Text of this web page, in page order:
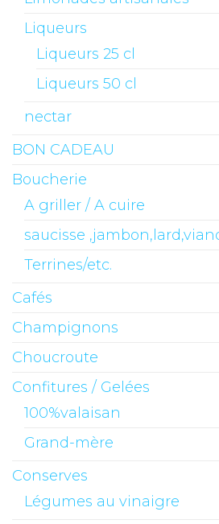
Liqueurs
Liqueurs 25 cl
Liqueurs 50 cl
nectar
BON CADEAU
Boucherie
A griller / A cuire
saucisse
Terrines/etc.
Cafés
Champignons
Choucroute
Confitures / Gelées
100%valaisan
Grand-mère
Conserves
Légumes au vinaigre